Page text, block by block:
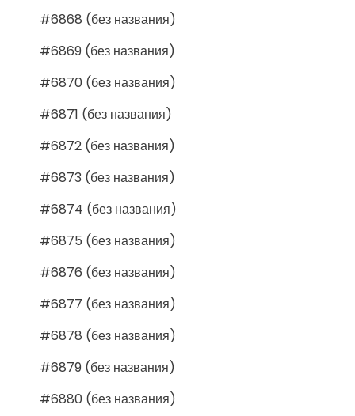
#6868 (без названия)
#6869 (без названия)
#6870 (без названия)
#6871 (без названия)
#6872 (без названия)
#6873 (без названия)
#6874 (без названия)
#6875 (без названия)
#6876 (без названия)
#6877 (без названия)
#6878 (без названия)
#6879 (без названия)
#6880 (без названия)